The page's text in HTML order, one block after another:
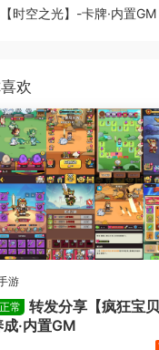
时空之光】-卡牌·内置GM
欢
游
常
转发分享【疯狂宝贝
·内置GM